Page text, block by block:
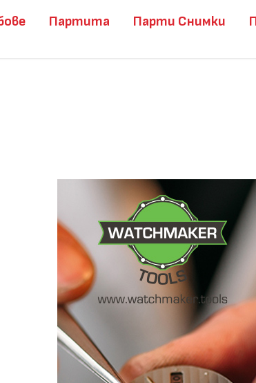
Партита Парти Снимки